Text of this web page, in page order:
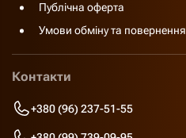
Публічна оферта
Умови обміну та повернення
Контакти
+380 (96) 237-51-55